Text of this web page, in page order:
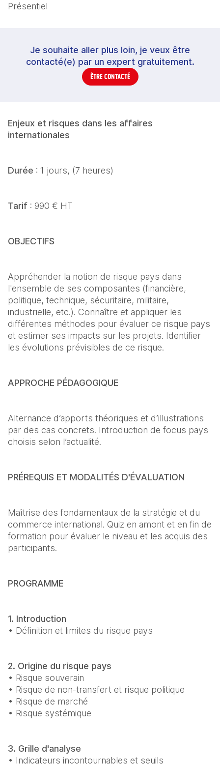
Présentiel
Je souhaite aller plus loin, je veux être
contacté(e) par un expert gratuitement.
ÊTRE CONTACTÉ
Enjeux et risques dans les affaires
internationales
Durée : 1 jours, (7 heures)
Tarif : 990 € HT
OBJECTIFS
Appréhender la notion de risque pays dans
l'ensemble de ses composantes (financière,
politique, technique, sécuritaire, militaire,
industrielle, etc.). Connaître et appliquer les
différentes méthodes pour évaluer ce risque pays
et estimer ses impacts sur les projets. Identifier
les évolutions prévisibles de ce risque.
APPROCHE PÉDAGOGIQUE
Alternance d’apports théoriques et d’illustrations
par des cas concrets. Introduction de focus pays
choisis selon l’actualité.
PRÉREQUIS ET MODALITÉS D'ÉVALUATION
Maîtrise des fondamentaux de la stratégie et du
commerce international. Quiz en amont et en fin de
formation pour évaluer le niveau et les acquis des
participants.
PROGRAMME
1. Introduction
• Définition et limites du risque pays
2. Origine du risque pays
• Risque souverain
• Risque de non-transfert et risque politique
• Risque de marché
• Risque systémique
3. Grille d'analyse
• Indicateurs incontournables et seuils